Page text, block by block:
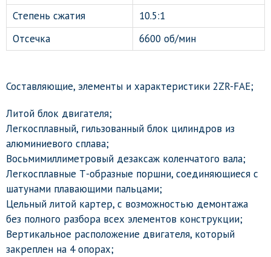
Степень сжатия
10.5:1
Отсечка
6600 об/мин
Составляющие, элементы и характеристики 2ZR-FAE;
Литой блок двигателя;
Легкосплавный, гильзованный блок цилиндров из
алюминиевого сплава;
Восьмимиллиметровый дезаксаж коленчатого вала;
Легкосплавные Т-образные поршни, соединяющиеся с
шатунами плавающими пальцами;
Цельный литой картер, с возможностью демонтажа
без полного разбора всех элементов конструкции;
Вертикальное расположение двигателя, который
закреплен на 4 опорах;